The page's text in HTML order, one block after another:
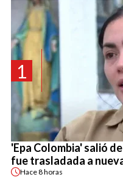
1
'Epa Colombia' salió
fue trasladada a
Hace8 horas